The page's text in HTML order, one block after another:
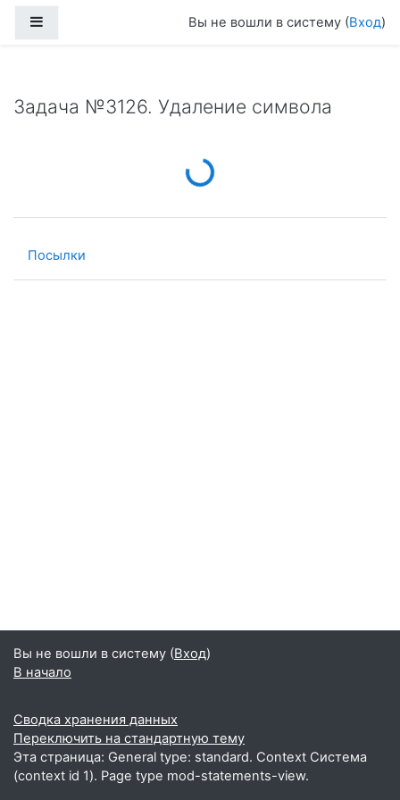
Вы не вошли в систему (Вход)
Задача №3126. Удаление символа
Loading...
Посылки
Вы не вошли в систему (Вход)
В начало
Сводка хранения данных
Переключить на стандартную тему
Эта страница: General type: standard. Context Система
(context id 1). Page type mod-statements-view.